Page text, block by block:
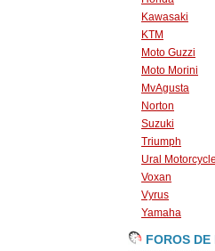
Kawasaki
KTM
Moto Guzzi
Moto Morini
MvAgusta
Norton
Suzuki
Triumph
Ural
Voxan
Vyrus
Yamaha
FOROS DE